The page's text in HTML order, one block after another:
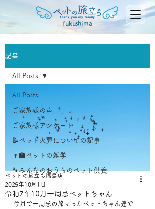
fukushima
記事
All Posts
ご家族様の声
ご家族様アンケート
📝ペット火葬についての記事
👨‍🏫ペットの雑学
🐾みんなのおうちのペット供養
All Posts
令和7年10月一周忌ペットちゃん
ペットの旅立ち福島店
2025年10月1日
今月で一周忌の旅立ったペットちゃん達で